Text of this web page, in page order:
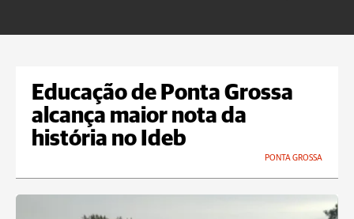
Educação de Ponta Grossa
alcança maior nota da
história no Ideb
PONTA GROSSA